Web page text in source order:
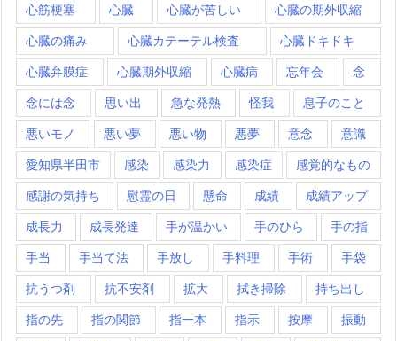
心筋梗塞 心臓 心臓が苦しい 心臓の期外収縮
心臓の痛み 心臓カテーテル検査 心臓ドキドキ
心臓弁膜症 心臓期外収縮 心臓病 忘年会 念
念には念 思い出 急な発熱 怪我 息子のこと
悪いモノ 悪い夢 悪い物 悪夢 意念 意識
愛知県半田市 感染 感染力 感染症 感覚的なもの
感謝の気持ち 慰霊の日 懸命 成績 成績アップ
成長力 成長発達 手が温かい 手のひら 手の指
手当 手当て法 手放し 手料理 手術 手袋
抗うつ剤 抗不安剤 拡大 拭き掃除 持ち出し
指の先 指の関節 指一本 指示 按摩 振動